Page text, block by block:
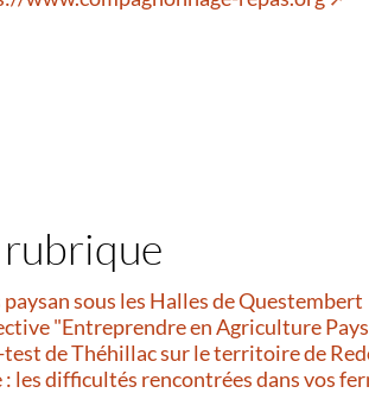
rubrique
sous les Halles de Questembert
"Entreprendre en Agriculture
test de Théhillac sur le territoire de
les difficultés rencontrées dans vos